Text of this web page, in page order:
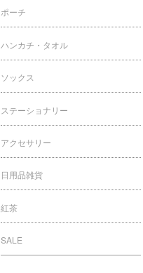
ポーチ
ハンカチ・タオル
ソックス
ステーショナリー
アクセサリー
日用品雑貨
紅茶
SALE